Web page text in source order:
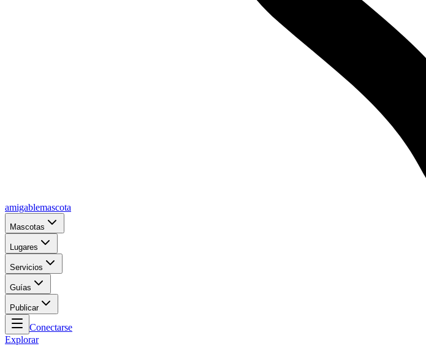
amigablemascota
Mascotas
Lugares
Servicios
Guías
Publicar
Conectarse
Explorar